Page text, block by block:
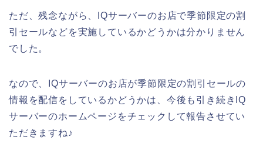
ただ、残念ながら、IQサーバーのお店で季節限定の割
引セールなどを実施しているかどうかは分かりません
でした。
なので、IQサーバーのお店が季節限定の割引セールの
情報を配信をしているかどうかは、今後も引き続きIQ
サーバーのホームページをチェックして報告させてい
ただきますね♪